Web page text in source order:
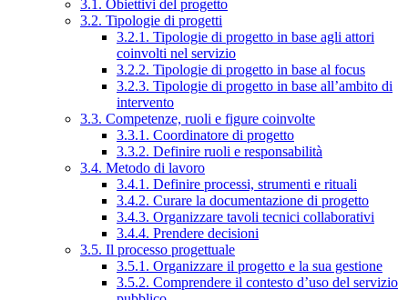
3.1. Obiettivi del progetto
3.2. Tipologie di progetti
3.2.1. Tipologie di progetto in base agli attori
coinvolti nel servizio
3.2.2. Tipologie di progetto in base al focus
3.2.3. Tipologie di progetto in base all’ambito di
intervento
3.3. Competenze, ruoli e figure coinvolte
3.3.1. Coordinatore di progetto
3.3.2. Definire ruoli e responsabilità
3.4. Metodo di lavoro
3.4.1. Definire processi, strumenti e rituali
3.4.2. Curare la documentazione di progetto
3.4.3. Organizzare tavoli tecnici collaborativi
3.4.4. Prendere decisioni
3.5. Il processo progettuale
3.5.1. Organizzare il progetto e la sua gestione
3.5.2. Comprendere il contesto d’uso del servizio